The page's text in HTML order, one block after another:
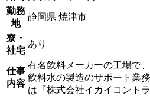
勤務
地
静岡県 焼津市
寮・
社宅
あり
仕事
内容
有名飲料メーカーの工場で
飲料水の製造のサポート業
は『株式会社イカイコント